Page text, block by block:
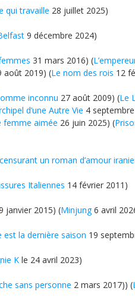
qui travaille 28 juillet 2025)
9 décembre 2024)
31 mars 2016) (
août 2019) (Le nom des rois 12
inconnu 27 août 2009) (Le
d’une Autre Vie 4
femme aimée 26 juin 2025) (
un roman d’amour
Italiennes 14 février 2011)
janvier 2015) (Minjung6 avril
est la dernière saison 19
K le 24 avril 2023)
sans personne 2 mars 2017)) (